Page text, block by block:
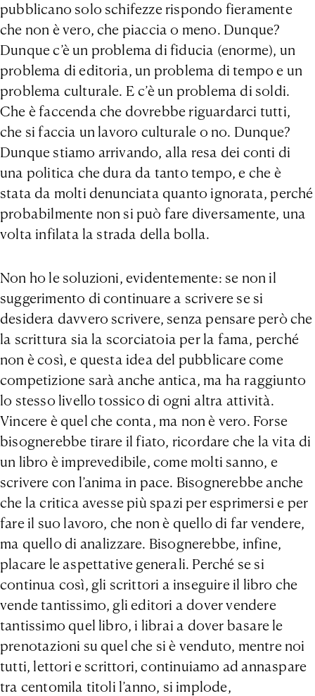
pubblicano solo schifezze rispondo fieramente
che non è vero, che piaccia o meno. Dunque?
Dunque c’è un problema di fiducia (enorme), un
problema di editoria, un problema di tempo e un
problema culturale. E c’è un problema di soldi.
Che è faccenda che dovrebbe riguardarci tutti,
che si faccia un lavoro culturale o no. Dunque?
Dunque stiamo arrivando, alla resa dei conti di
una politica che dura da tanto tempo, e che è
stata da molti denunciata quanto ignorata, perché
probabilmente non si può fare diversamente, una
volta infilata la strada della bolla.
Non ho le soluzioni, evidentemente: se non il
suggerimento di continuare a scrivere se si
desidera davvero scrivere, senza pensare però che
la scrittura sia la scorciatoia per la fama, perché
non è così, e questa idea del pubblicare come
competizione sarà anche antica, ma ha raggiunto
lo stesso livello tossico di ogni altra attività.
Vincere è quel che conta, ma non è vero. Forse
bisognerebbe tirare il fiato, ricordare che la vita di
un libro è imprevedibile, come molti sanno, e
scrivere con l’anima in pace. Bisognerebbe anche
che la critica avesse più spazi per esprimersi e per
fare il suo lavoro, che non è quello di far vendere,
ma quello di analizzare. Bisognerebbe, infine,
placare le aspettative generali. Perché se si
continua così, gli scrittori a inseguire il libro che
vende tantissimo, gli editori a dover vendere
tantissimo quel libro, i librai a dover basare le
prenotazioni su quel che si è venduto, mentre noi
tutti, lettori e scrittori, continuiamo ad annaspare
tra centomila titoli l’anno, si implode,